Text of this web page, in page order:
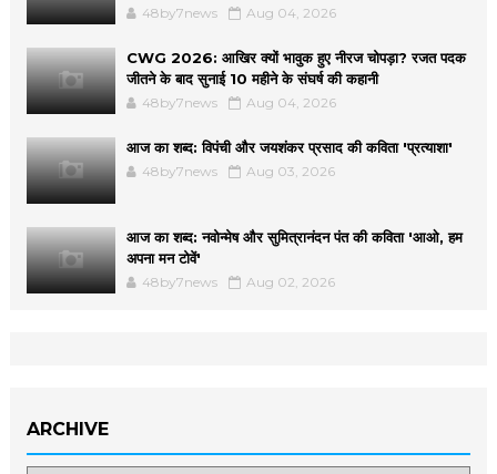
48by7news Aug 04, 2026
CWG 2026: आखिर क्यों भावुक हुए नीरज चोपड़ा? रजत पदक
जीतने के बाद सुनाई 10 महीने के संघर्ष की कहानी
48by7news Aug 04, 2026
आज का शब्द: विपंची और जयशंकर प्रसाद की कविता 'प्रत्याशा'
48by7news Aug 03, 2026
आज का शब्द: नवोन्मेष और सुमित्रानंदन पंत की कविता 'आओ, हम
अपना मन टोवें'
48by7news Aug 02, 2026
ARCHIVE